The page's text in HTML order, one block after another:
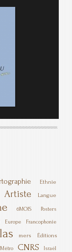
Ethnie
Artiste Langue
6MOIS Posters
Europe Francophonie
mers
Éditions
Métro CNRS Israël